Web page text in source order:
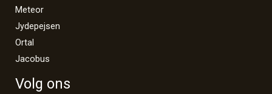
Meteor
Jydepejsen
Ortal
Jacobus
Volg ons